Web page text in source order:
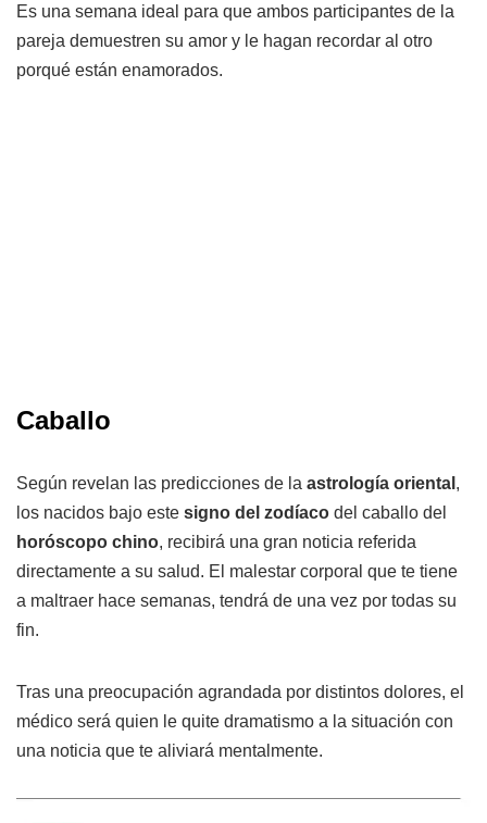
Es una semana ideal para que ambos participantes de la
pareja demuestren su amor y le hagan recordar al otro
porqué están enamorados.
Caballo
Según revelan las predicciones de la astrología oriental ,
los nacidos bajo este signo del zodíaco del caballo del
horóscopo chino, recibirá una gran noticia referida
directamente a su salud. El malestar corporal que te tiene
a maltraer hace semanas, tendrá de una vez por todas su
fin.
Tras una preocupación agrandada por distintos dolores, el
médico será quien le quite dramatismo a la situación con
una noticia que te aliviará mentalmente.